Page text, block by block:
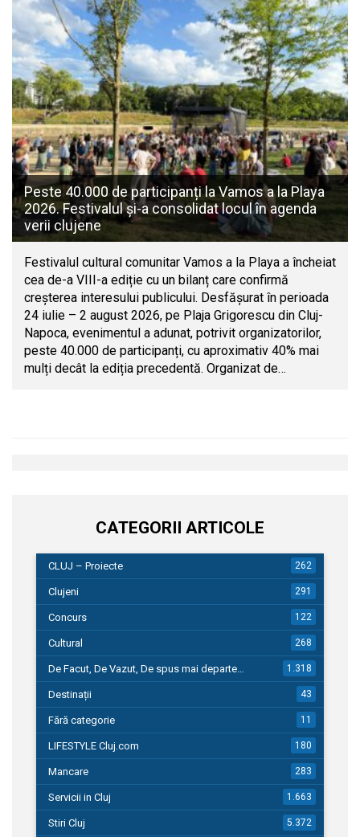
Peste 40.000 de participanți la Vamos a la Playa
2026. Festivalul și-a consolidat locul în agenda
verii clujene
Festivalul cultural comunitar Vamos a la Playa a încheiat
cea de-a VIII-a ediție cu un bilanț care confirmă
creșterea interesului publicului. Desfășurat în perioada
24 iulie – 2 august 2026, pe Plaja Grigorescu din Cluj-
Napoca, evenimentul a adunat, potrivit organizatorilor,
peste 40.000 de participanți, cu aproximativ 40% mai
mulți decât la ediția precedentă. Organizat de…
CATEGORII ARTICOLE
CLUJ – Proiecte 262
Clujeni 291
Concurs 122
Cultural 268
De Facut, De Vazut, De spus mai departe… 1.318
Destinații 43
Fără categorie 11
LIFESTYLE Cluj.com 180
Mancare 283
Servicii in Cluj 1.663
Stiri Cluj 5.372